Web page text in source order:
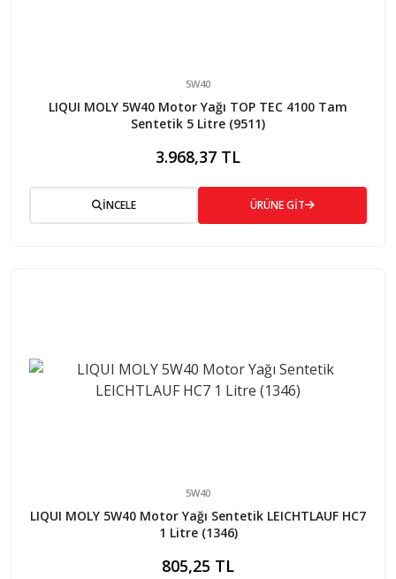
5W40
LIQUI MOLY 5W40 Motor Yağı TOP TEC 4100 Tam
Sentetik 5 Litre (9511)
3.968,37 TL
İNCELE ÜRÜNE GİT
5W40
LIQUI MOLY 5W40 Motor Yağı Sentetik LEICHTLAUF HC7
1 Litre (1346)
805,25 TL